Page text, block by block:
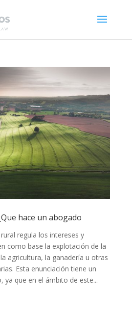
hace un abogado
regula los intereses y
como base la explotación de la
agricultura, la ganadería u otras
Esta enunciación tiene un
ya que en el ámbito de este...